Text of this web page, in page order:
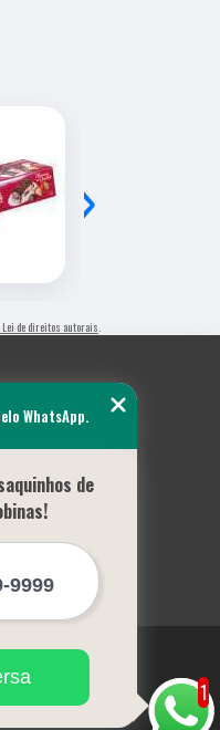
›
de direitos autorais
1
WhatsApp.
de